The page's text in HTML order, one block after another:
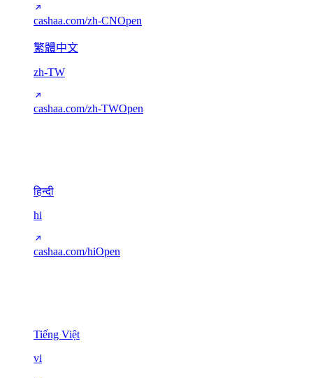
cashaa.com/zh-CNOpen
繁體中文
zh-TW
cashaa.com/zh-TWOpen
हिन्दी
hi
cashaa.com/hiOpen
Tiếng Việt
vi